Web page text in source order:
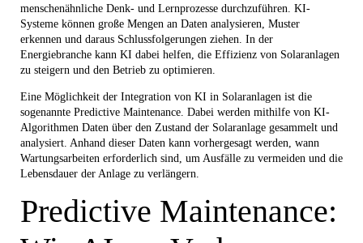
menschenähnliche Denk- und Lernprozesse durchzuführen. KI-
Systeme können große Mengen an Daten analysieren, Muster
erkennen und daraus Schlussfolgerungen ziehen. In der
Energiebranche kann KI dabei helfen, die Effizienz von Solaranlagen
zu steigern und den Betrieb zu optimieren.
Eine Möglichkeit der Integration von KI in Solaranlagen ist die
sogenannte Predictive Maintenance. Dabei werden mithilfe von KI-
Algorithmen Daten über den Zustand der Solaranlage gesammelt und
analysiert. Anhand dieser Daten kann vorhergesagt werden, wann
Wartungsarbeiten erforderlich sind, um Ausfälle zu vermeiden und die
Lebensdauer der Anlage zu verlängern.
Predictive Maintenance: